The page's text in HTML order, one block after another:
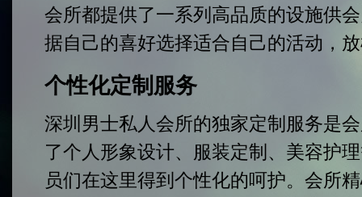
会所都提供了一系列高品质的设施供
据自己的喜好选择适合自己的活动，
个性化定制服务
深圳男士私人会所的独家定制服务是
了个人形象设计、服装定制、美容护
员们在这里得到个性化的呵护。会所